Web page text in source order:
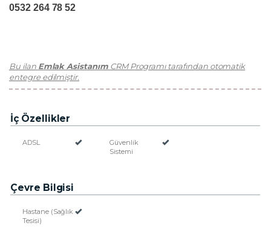
0532 264 78 52
Bu ilan Emlak AsistanımCRM Programı tarafından otomatik
entegre edilmiştir.
İç Özellikler
ADSL
Güvenlik
Sistemi
Çevre Bilgisi
Hastane (Sağlık
Tesisi)